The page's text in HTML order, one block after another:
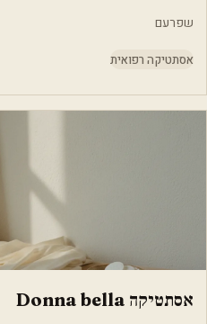
שפרעם
אסתטיקה רפואית
אסתטיקה Donna bella